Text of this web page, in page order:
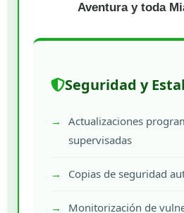
Aventura y toda
Seguridad y
Actualizaciones
supervisadas
Copias de seguridad
Monitorización de